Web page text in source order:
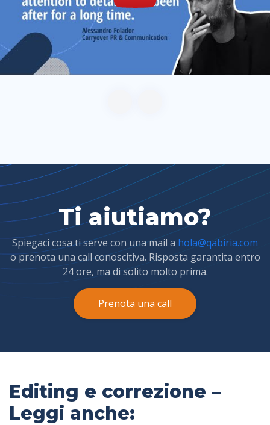
Ti aiutiamo?
Spiegaci cosa ti serve con una mail a hola@qabiria.com
o prenota una call conoscitiva. Risposta garantita entro
24 ore, ma di solito molto prima.
Prenota una call
Editing e correzione –
Leggi anche: